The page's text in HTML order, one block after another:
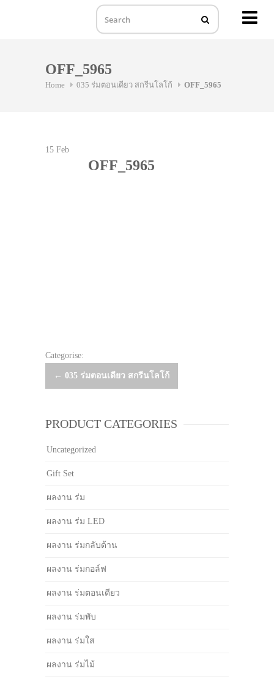
OFF_5965
Home 035 ร่มตอนเดียว สกรีนโลโก้ OFF_5965
15 Feb
OFF_5965
Categorise:
Post
← 035 ร่มตอนเดียว สกรีนโลโก้
PRODUCT CATEGORIES
Uncategorized
Gift Set
ผลงาน ร่ม
ผลงาน ร่ม LED
ผลงาน ร่มกลับด้าน
ผลงาน ร่มกอล์ฟ
ผลงาน ร่มตอนเดียว
ผลงาน ร่มพับ
ผลงาน ร่มใส
ผลงาน ร่มไม้